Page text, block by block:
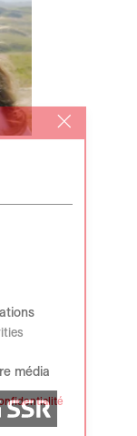
média